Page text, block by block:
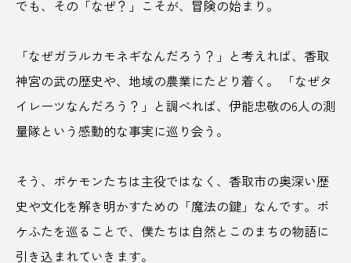
長野県 関東 阿字ヶ浦海水浴場 阿蘇
陶芸 陽南姫 隈研吾
雁木 難波 難波宮跡
霧島温泉郷 青森 青森県 静岡県
静龍閣 音 音楽フェス 風鈴
飛露喜 飛騨高山
でも、その「なぜ？」こそが、冒険の始まり。
「なぜガラルカモネギなんだろう？」と考えれば、香取
神宮の武の歴史や、地域の農業にたどり着く。 「なぜタ
イレーツなんだろう？」と調べれば、伊能忠敬の6人の測
量隊という感動的な事実に巡り会う。
そう、ポケモンたちは主役ではなく、香取市の奥深い歴
史や文化を解き明かすための「魔法の鍵」なんです。ポ
ケふたを巡ることで、僕たちは自然とこのまちの物語に
引き込まれていきます。